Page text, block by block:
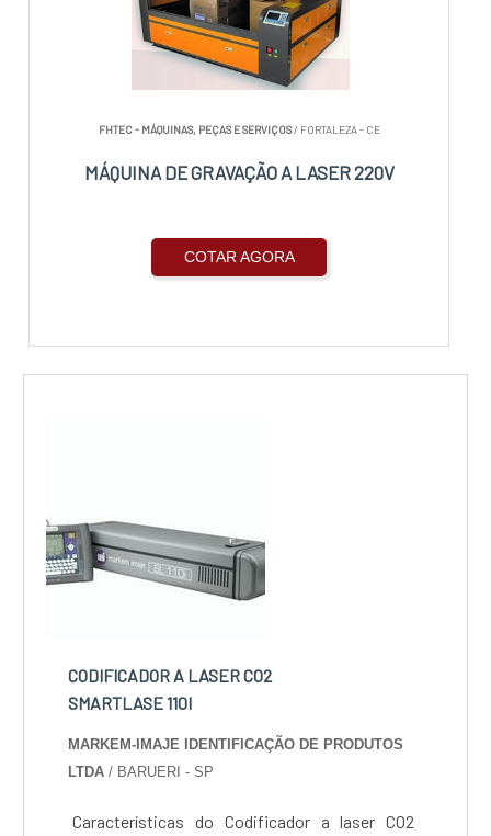
FHTEC - MÁQUINAS, PEÇAS E SERVIÇOS/ FORTALEZA - CE
MÁQUINA DE GRAVAÇÃO A LASER 220V
COTAR AGORA
CODIFICADOR A LASER CO2
SMARTLASE 110I
MARKEM-IMAJE IDENTIFICAÇÃO DE PRODUTOS
LTDA/ BARUERI - SP
Características do Codificador a laser CO2